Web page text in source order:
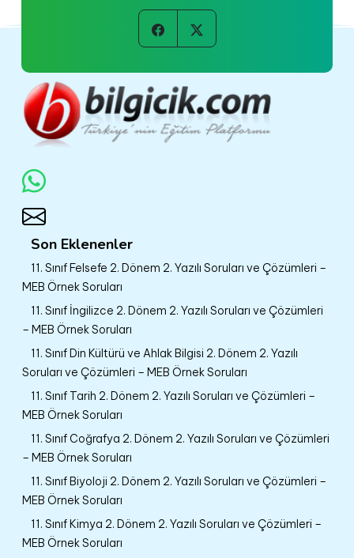
Son Eklenenler
11. Sınıf Felsefe 2. Dönem 2. Yazılı Soruları ve Çözümleri –
MEB Örnek Soruları
11. Sınıf İngilizce 2. Dönem 2. Yazılı Soruları ve Çözümleri
– MEB Örnek Soruları
11. Sınıf Din Kültürü ve Ahlak Bilgisi 2. Dönem 2. Yazılı
Soruları ve Çözümleri – MEB Örnek Soruları
11. Sınıf Tarih 2. Dönem 2. Yazılı Soruları ve Çözümleri –
MEB Örnek Soruları
11. Sınıf Coğrafya 2. Dönem 2. Yazılı Soruları ve Çözümleri
– MEB Örnek Soruları
11. Sınıf Biyoloji 2. Dönem 2. Yazılı Soruları ve Çözümleri –
MEB Örnek Soruları
11. Sınıf Kimya 2. Dönem 2. Yazılı Soruları ve Çözümleri –
MEB Örnek Soruları